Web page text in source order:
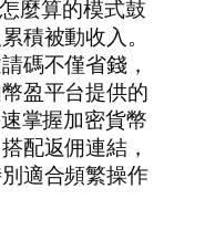
麼算的模式鼓
積被動收入。
碼不僅省錢，
盈平台提供的
掌握加密貨幣
配返佣連結，
適合頻繁操作